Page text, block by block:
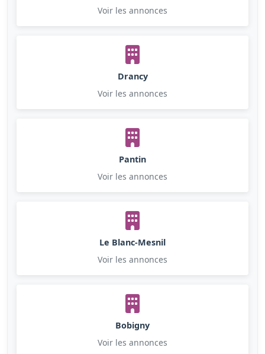
Voir les annonces
Drancy
Voir les annonces
Pantin
Voir les annonces
Le Blanc-Mesnil
Voir les annonces
Bobigny
Voir les annonces